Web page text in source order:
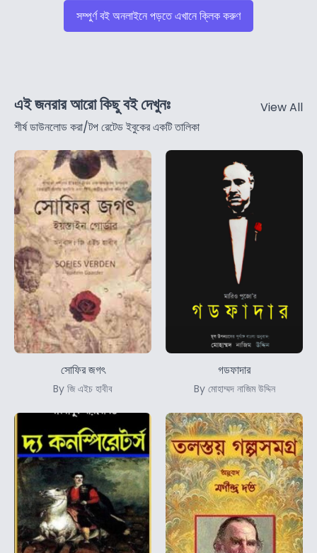
সম্পুর্ণ বই অনলাইনে পড়তে এখানে ক্লিক করুণ
এই জনরার আরো কিছু বই দেখুনঃ
শীর্ষ ডাউনলোড করা/টপ রেটেড ইবুকের একটি তালিকা
View All
সোফির জগৎ
By জি এইচ হাবীব
গডফাদার
By মোহাম্মদ নাজিম উদ্দিন